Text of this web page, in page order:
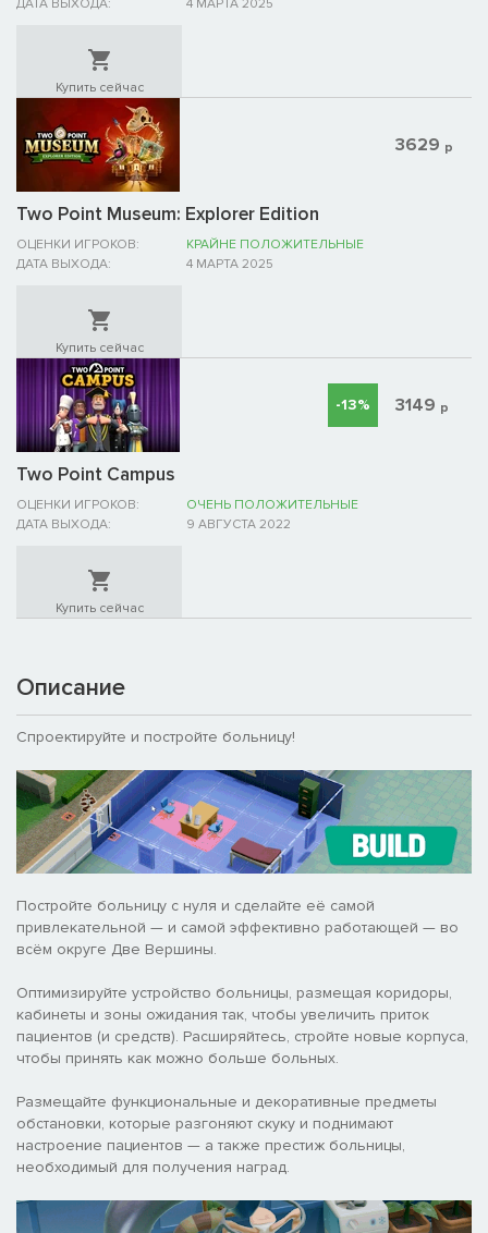
ДАТА ВЫХОДА: 4 МАРТА 2025
Купить сейчас
Two Point Museum: Explorer Edition
ОЦЕНКИ ИГРОКОВ:
КРАЙНЕ ПОЛОЖИТЕЛЬНЫЕ
ДАТА ВЫХОДА:
4 МАРТА 2025
3629 р
Купить сейчас
Two Point Campus
ОЦЕНКИ ИГРОКОВ:
ОЧЕНЬ ПОЛОЖИТЕЛЬНЫЕ
ДАТА ВЫХОДА:
9 АВГУСТА 2022
-13% 3149 р
Купить сейчас
Описание
Спроектируйте и постройте больницу!
Постройте больницу с нуля и сделайте её самой
привлекательной — и самой эффективно работающей — во
всём округе Две Вершины.
Оптимизируйте устройство больницы, размещая коридоры,
кабинеты и зоны ожидания так, чтобы увеличить приток
пациентов (и средств). Расширяйтесь, стройте новые корпуса,
чтобы принять как можно больше больных.
Размещайте функциональные и декоративные предметы
обстановки, которые разгоняют скуку и поднимают
настроение пациентов — а также престиж больницы,
необходимый для получения наград.